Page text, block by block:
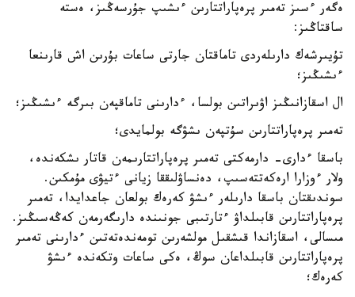
ەگەر ءسىز تەمىر پرەپاراتتارىن ءىشىپ جۇرسەڭىز، ەستە
ساقتاڭىز:
تۇيىرشەك دارىلەردى تاماقتان جارتى ساعات بۇرىن اش قارىنعا
ءىشىڭىز؛
ال اسقازانىڭىز اۋىراتىن بولسا، ءدارىنى تاماقپەن بىرگە ءىشىڭىز؛
تەمىر پرەپاراتتارىن سۇتپەن ىشۋگە بولمايدى؛
باسقا ءدارى- دارمەكتى تەمىر پرەپاراتتارىمەن قاتار ىشكەندە،
ولار ءوزارا ارەكەتتەسىپ، دەنساۋلىققا زيانى ءتيۋى مۇمكىن.
سوندىقتان باسقا دارىلەر ءىشۋ كەرەك بولعان جاعدايدا، تەمىر
پرەپاراتتارىن قابىلداۋ ءتارتىبى جونىندە دارىگەرمەن كەڭەسىڭىز.
مىسالى، اسقازاندا قىشقىل مولشەرىن تومەندەتەتىن ءدارىنى تەمىر
پرەپاراتتارىن قابىلداعان سوڭ، ەكى ساعات وتكەندە ءىشۋ
كەرەك؛